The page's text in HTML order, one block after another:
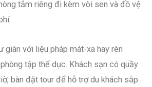
tắm riêng đi kèm vòi sen và đồ vệ
giãn với liệu pháp mát-xa hay rèn
tập thể dục. Khách sạn có quầy
bàn đặt tour để hỗ trợ du khách sắp